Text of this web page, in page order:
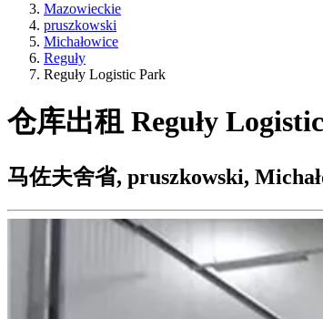
Mazowieckie
pruszkowski
Michałowice
Reguły
Reguły Logistic Park
仓库出租 Reguły
马佐夫舍省, pruszkowski,